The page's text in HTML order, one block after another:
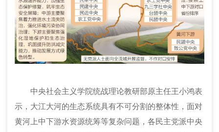
中央社会主义学院统战理论教研部原主任王小鸿表
示，大江大河的生态系统具有不可分割的整体性，面对
黄河上中下游水资源统筹等复杂问题，各民主党派中央